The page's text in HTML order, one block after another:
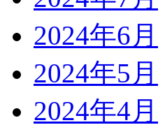
2024年6月
2024年5月
2024年4月